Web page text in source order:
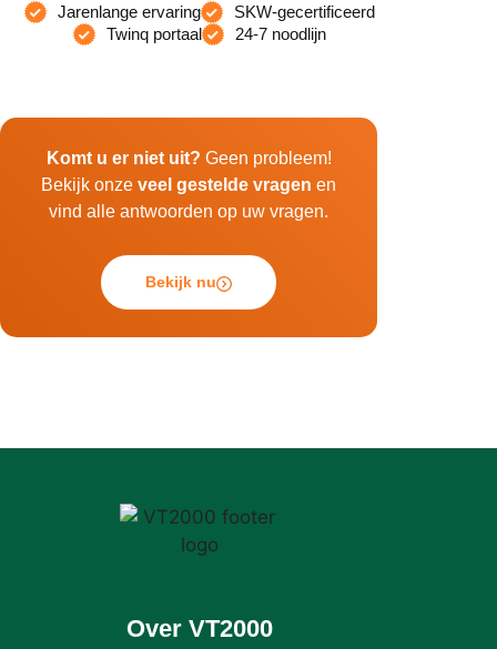
Jarenlange ervaring
SKW-gecertificeerd
Twinq portaal
24-7 noodlijn
Komt u er niet uit? Geen probleem!
Bekijk onze veel gestelde vragen en
vind alle antwoorden op uw vragen.
Bekijk nu
Over VT2000